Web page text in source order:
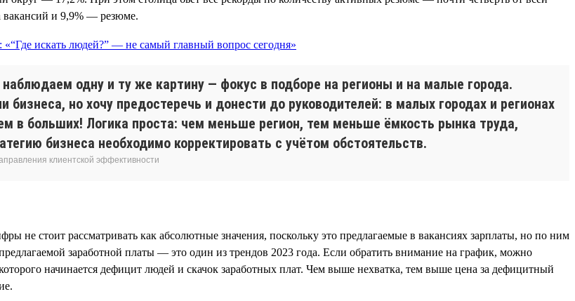
вакансий и 9,9% — резюме.
одну и ту же картину — фокус в подборе на регионы и на малые города.
но хочу предостеречь и донести до руководителей: в малых городах и регионах
в больших! Логика проста: чем меньше регион, тем меньше ёмкость рынка труда,
бизнеса необходимо корректировать с учётом обстоятельств.
клиентской эффективности
не стоит рассматривать как абсолютные значения, поскольку это предлагаемые в вакансиях зарплаты, но по ним
заработной платы — это один из трендов 2023 года. Если обратить внимание на график, можно
начинается дефицит людей и скачок заработных плат. Чем выше нехватка, тем выше цена за дефицитный